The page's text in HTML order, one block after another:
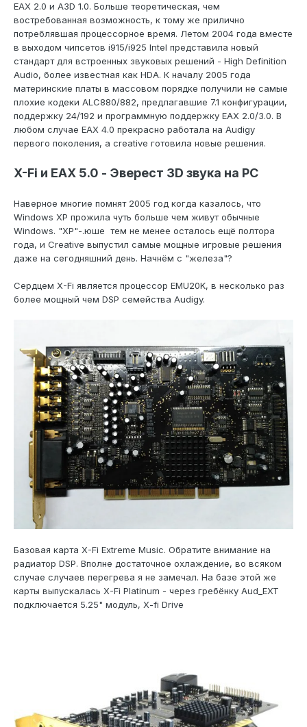
EAX 2.0 и A3D 1.0. Больше теоретическая, чем
востребованная возможность, к тому же прилично
потреблявшая процессорное время. Летом 2004 года вместе
в выходом чипсетов i915/i925 Intel представила новый
стандарт для встроенных звуковых решений - High Definition
Audio, более известная как HDA. К началу 2005 года
материнские платы в массовом порядке получили не самые
плохие кодеки ALC880/882, предлагавшие 7.1 конфигурации,
поддержку 24/192 и программную поддержку EAX 2.0/3.0. В
любом случае EAX 4.0 прекрасно работала на Audigy
первого поколения, а creative готовила новые решения.
X-Fi и EAX 5.0 - Эверест 3D звука на PC
Наверное многие помнят 2005 год когда казалось, что
Windows XP прожила чуть больше чем живут обычные
Windows. "ХР"-.юше тем не менее осталось ещё полтора
года, и Creative выпустил самые мощные игровые решения
даже на сегодняшний день. Начнём с "железа"?
Сердцем X-Fi является процессор EMU20K, в несколько раз
более мощный чем DSP семейства Audigy.
Базовая карта X-Fi Extreme Music. Обратите внимание на
радиатор DSP. Вполне достаточное охлаждение, во всяком
случае случаев перегрева я не замечал. На базе этой же
карты выпускалась X-Fi Platinum - через гребёнку Aud_EXT
подключается 5.25" модуль, X-fi Drive